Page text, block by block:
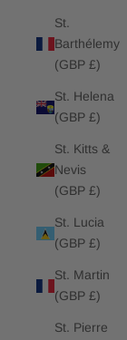
St.
Barthélemy
(GBP £)
St. Helena
(GBP £)
St. Kitts &
Nevis
(GBP £)
St. Lucia
(GBP £)
St. Martin
(GBP £)
St. Pierre